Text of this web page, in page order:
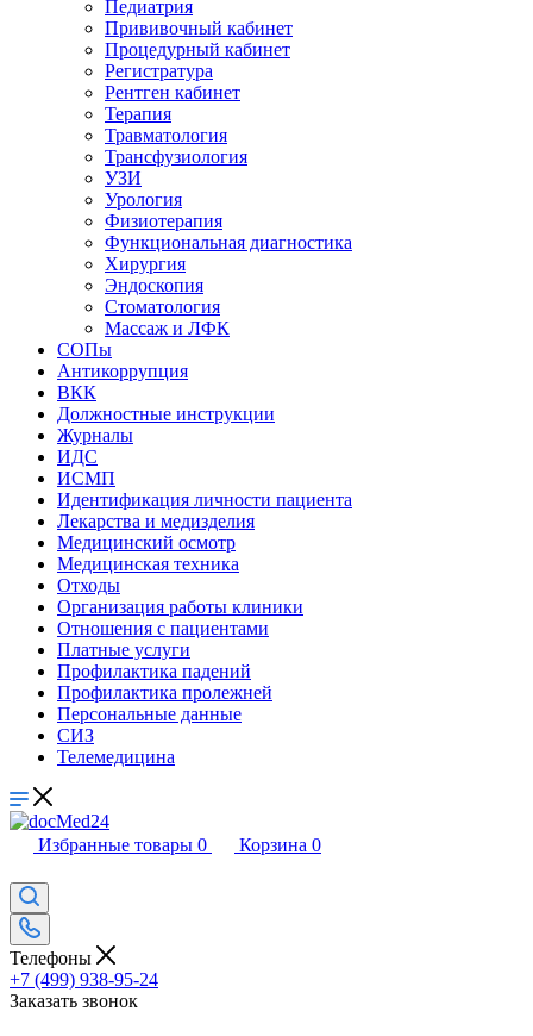
Педиатрия
Прививочный кабинет
Процедурный кабинет
Регистратура
Рентген кабинет
Терапия
Травматология
Трансфузиология
УЗИ
Урология
Физиотерапия
Функциональная диагностика
Хирургия
Эндоскопия
Стоматология
Массаж и ЛФК
СОПы
Антикоррупция
ВКК
Должностные инструкции
Журналы
ИДС
ИСМП
Идентификация личности пациента
Лекарства и медизделия
Медицинский осмотр
Медицинская техника
Отходы
Организация работы клиники
Отношения с пациентами
Платные услуги
Профилактика падений
Профилактика пролежней
Персональные данные
СИЗ
Телемедицина
Избранные товары 0 Корзина 0
Телефоны
+7 (499) 938-95-24
Заказать звонок